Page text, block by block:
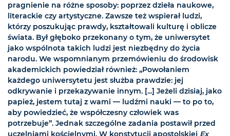
pragnienie na różne sposoby: poprzez dzieła naukowe,
literackie czy artystyczne. Zawsze też wspierał ludzi,
którzy poszukując prawdy, kształtowali kulturę i oblicze
świata. Był głęboko przekonany o tym, że uniwersytet
jako wspólnota takich ludzi jest niezbędny do życia
narodu. We wspomnianym przemówieniu do środowisk
akademickich powiedział również: „Powołaniem
każdego uniwersytetu jest służba prawdzie: jej
odkrywanie i przekazywanie innym. [...] Jeżeli dzisiaj, jako
papież, jestem tutaj z wami — ludźmi nauki — to po to,
aby powiedzieć, że współczesny człowiek was
potrzebuje”. Jednak szczególne zadania postawił przed
uczelniami kościelnymi. W konstytucji apostolskiej Ex